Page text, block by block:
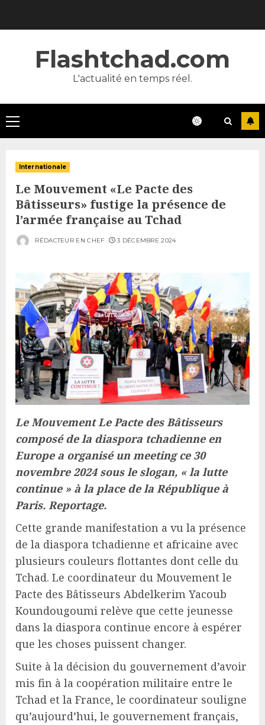
Flashtchad.com
L'actualité en temps réel.
Primary
Menu
Internationale
Le Mouvement «Le Pacte des
Bâtisseurs» fustige la présence de
l’armée française au Tchad
RÉDACTEUR EN CHEF 3 DÉCEMBRE 2024
Le Mouvement Le Pacte des Bâtisseurs
composé de la diaspora tchadienne en
Europe a organisé un meeting ce 30
novembre 2024 sous le slogan, « la lutte
continue » à la place de la République à
Paris. Reportage.
Cette grande manifestation a vu la présence
de la diaspora tchadienne et africaine avec
plusieurs couleurs flottantes dont celle du
Tchad. Le coordinateur du Mouvement le
Pacte des Bâtisseurs Abdelkerim Yacoub
Koundougoumi relève que cette jeunesse
dans la diaspora continue encore à espérer
que les choses puissent changer.
Suite à la décision du gouvernement d’avoir
mis fin à la coopération militaire entre le
Tchad et la France, le coordinateur souligne
qu’aujourd’hui, le gouvernement français,